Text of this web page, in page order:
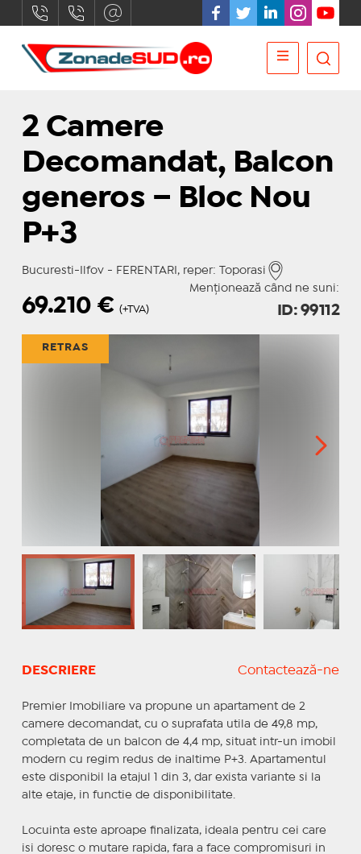
2 Camere
Decomandat, Balcon
generos – Bloc Nou
P+3
Bucuresti-Ilfov - FERENTARI, reper: Toporasi
Menționează când ne suni:
69.210€ (+TVA) ID: 99112
RETRAS
DESCRIERE Contactează-ne
Premier Imobiliare va propune un apartament de 2
camere decomandat, cu o suprafata utila de 49,8 mp,
completata de un balcon de 4,4 mp, situat intr-un imobil
modern cu regim redus de inaltime P+3. Apartamentul
este disponibil la etajul 1 din 3, dar exista variante si la
alte etaje, in functie de disponibilitate.
Locuinta este aproape finalizata, ideala pentru cei care
isi doresc o mutare rapida, fara a face compromisuri in